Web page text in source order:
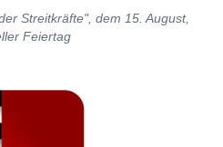
Streitkräfte", dem 15. August,
Feiertag